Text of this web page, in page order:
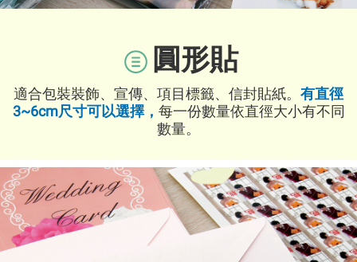
圓形貼
適合包裝裝飾、宣傳、項目標籤、信封貼紙。 有直徑
3~6cm尺寸可以選擇， 每一份數量依直徑大小有不同
數量。